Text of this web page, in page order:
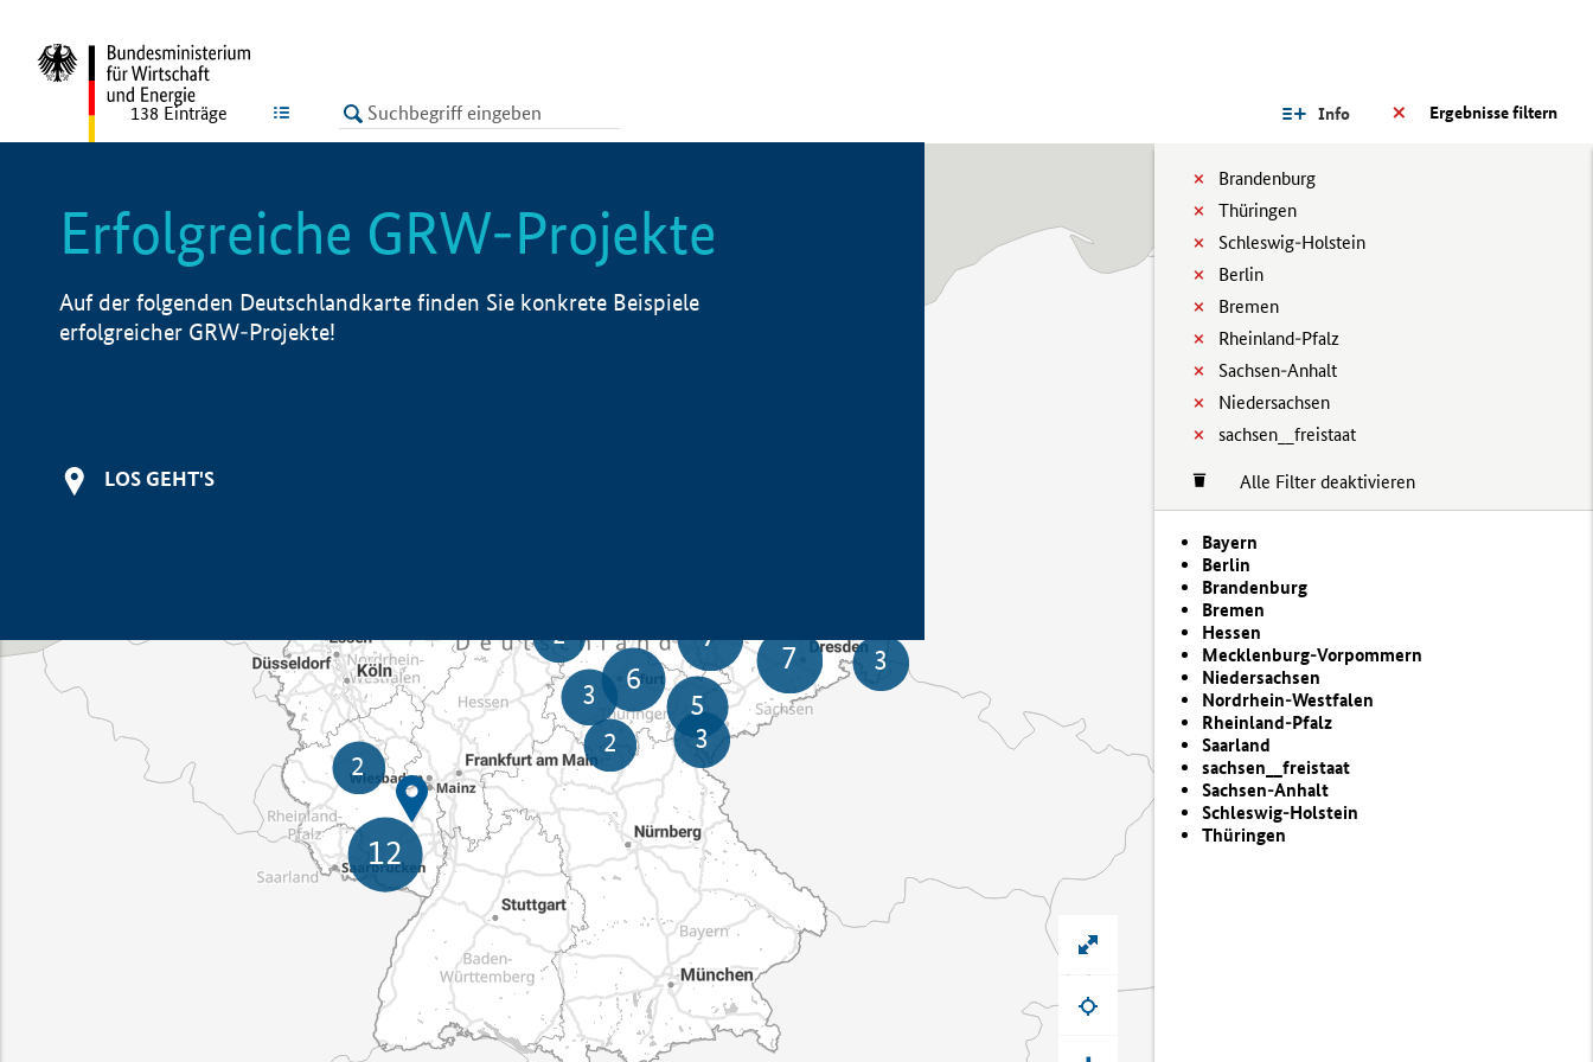
LISTE Ergebnisse filtern
Info
Brandenburg
Thüringen
Schleswig-Holstein
Berlin
Bremen
Rheinland-Pfalz
Sachsen-Anhalt
Niedersachsen
sachsen__freistaat
Alle Filter deaktivieren
Bayern
Berlin
Brandenburg
Bremen
Hessen
Mecklenburg-Vorpommern
Niedersachsen
Nordrhein-Westfalen
Rheinland-Pfalz
Saarland
sachsen__freistaat
Sachsen-Anhalt
Schleswig-Holstein
Thüringen
138 Einträge
Erfolgreiche GRW-Projekte
Auf der folgenden Deutschlandkarte finden Sie konkrete Beispiele
erfolgreicher GRW-Projekte!
LOS GEHT'S